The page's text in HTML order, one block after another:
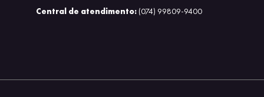
Central de atendimento:(074) 99809-9400